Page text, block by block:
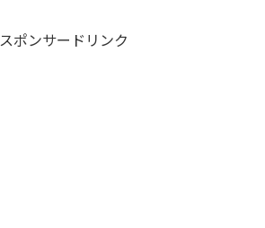
スポンサードリンク